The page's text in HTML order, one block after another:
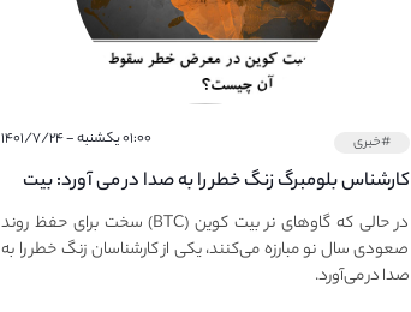
#خبری ۰۱:۰۰ یکشنبه - ۱۴۰۱/۷/۲۴
کارشناس بلومبرگ زنگ خطر را به صدا در می آورد: بیت
کوین در معرض خطر سقوط بزرگ است - دلیل آن
چیست؟
در حالی که گاوهای نر بیت کوین (BTC) سخت برای حفظ روند
صعودی سال نو مبارزه می‌کنند، یکی از کارشناسان زنگ خطر را به
صدا در می‌آورد.